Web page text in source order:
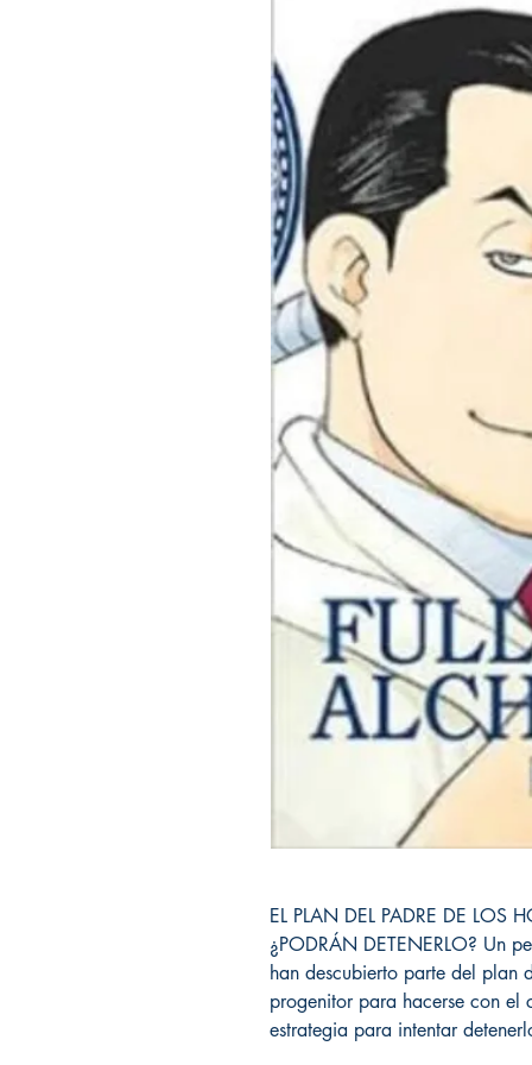
EL PLAN DEL PADRE DE LOS
¿PODRÁN DETENERLO? Un
han descubierto parte del plan
progenitor para hacerse con
estrategia para intentar